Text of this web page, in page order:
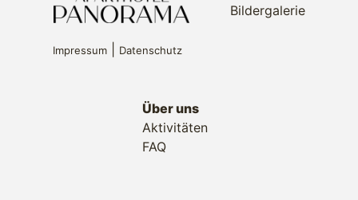
Impressum Datenschutz
Bildergalerie
Über uns
Aktivitäten
FAQ